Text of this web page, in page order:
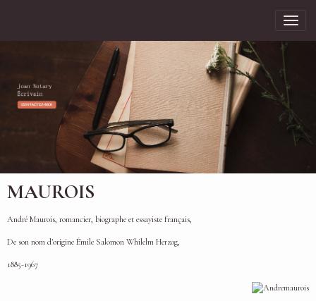
MAUROIS
André Maurois, romancier, biographe et essayiste français,
De son nom d'origine Émile Salomon Whilelm Herzog,
1885-1967